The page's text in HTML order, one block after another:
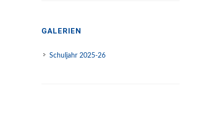
GALERIEN
Schuljahr 2025-26